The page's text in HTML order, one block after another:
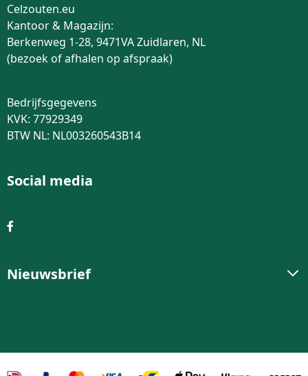
Celzouten.eu
Kantoor & Magazijn:
Berkenweg 1-28, 9471VA Zuidlaren, NL
(bezoek of afhalen op afspraak)
Bedrijfsgegevens
KVK: 77929349
BTW NL: NL003260543B14
Social media
Nieuwsbrief